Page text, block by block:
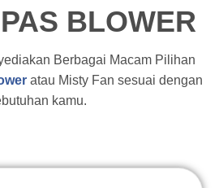
BLOWER
Berbagai Macam Pilihan
atau Misty Fan sesuai dengan
kamu.